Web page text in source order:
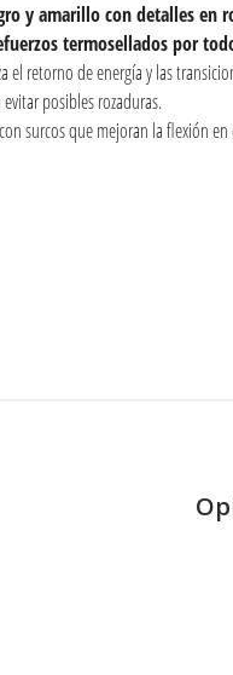
y amarillo con detalles en
termosellados por
el retorno de energía y las
posibles rozaduras.
surcos que mejoran la flexión en